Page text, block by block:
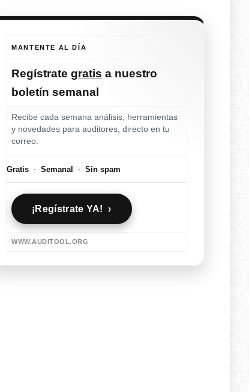
MANTENTE AL DÍA
Regístrategratis a nuestro
boletín semanal
Recibe cada semana análisis, herramientas
y novedades para auditores, directo en tu
correo.
Gratis · Semanal · Sin spam
¡Regístrate YA! ›
WWW.AUDITOOL.ORG